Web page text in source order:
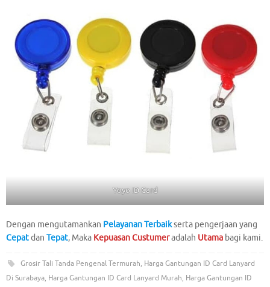
Yoyo ID Card
Dengan mengutamankan Pelayanan Terbaikserta pengerjaan yang
Cepatdan Tepat, Maka Kepuasan Custumeradalah Utama bagi kami.
Grosir Tali Tanda Pengenal Termurah, Harga Gantungan ID Card Lanyard
Di Surabaya, Harga Gantungan ID Card Lanyard Murah, Harga Gantungan ID